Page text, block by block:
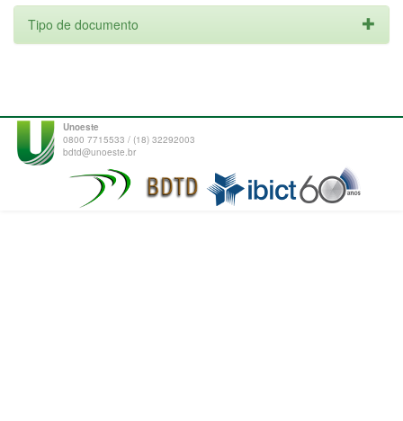
Tipo de documento
Unoeste
0800 7715533 / (18) 32292003
bdtd@unoeste.br